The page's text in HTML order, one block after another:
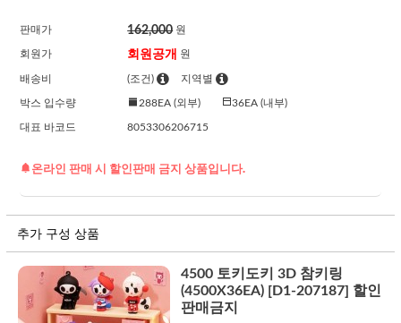
판매가 162,000원
회원가 회원공개 원
배송비 (조건) 지역별
박스 입수량 288EA (외부) 36EA (내부)
대표 바코드 8053306206715
온라인 판매 시 할인판매 금지 상품입니다.
추가 구성 상품
4500 토키도키 3D 참키링
(4500X36EA) [D1-207187] 할인
판매금지